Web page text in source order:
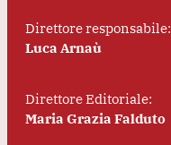
Direttore responsabile:
Luca Arnaù
Direttore Editoriale:
Maria Grazia Falduto